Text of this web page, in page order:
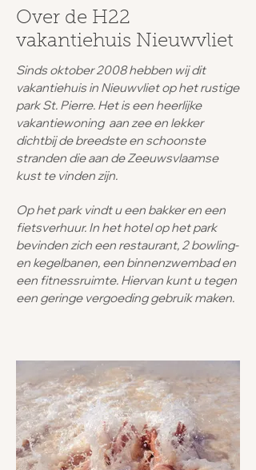
Over de H22
vakantiehuis Nieuwvliet
Sinds oktober 2008 hebben wij dit
vakantiehuis in Nieuwvliet op het rustige
park St. Pierre. Het is een heerlijke
vakantiewoning aan zee en lekker
dichtbij de breedste en schoonste
stranden die aan de Zeeuwsvlaamse
kust te vinden zijn.
Op het park vindt u een bakker en een
fietsverhuur. In het hotel op het park
bevinden zich een restaurant, 2 bowling-
en kegelbanen, een binnenzwembad en
een fitnessruimte. Hiervan kunt u tegen
een geringe vergoeding gebruik maken.